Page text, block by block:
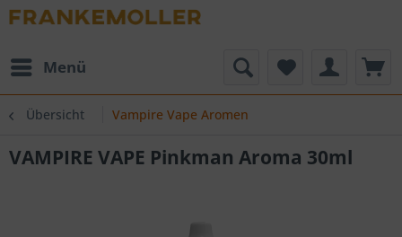
Menü
Übersicht Vampire Vape Aromen
VAMPIRE VAPE Pinkman Aroma 30ml